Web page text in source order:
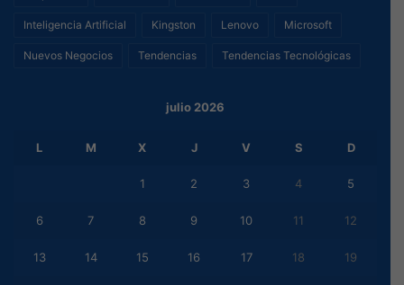
Inteligencia Artificial Kingston Lenovo Microsoft
Nuevos Negocios Tendencias Tendencias Tecnológicas
julio 2026
L M X J V S D
1 2 3 4 5
6 7 8 9 10 11 12
13 14 15 16 17 18 19